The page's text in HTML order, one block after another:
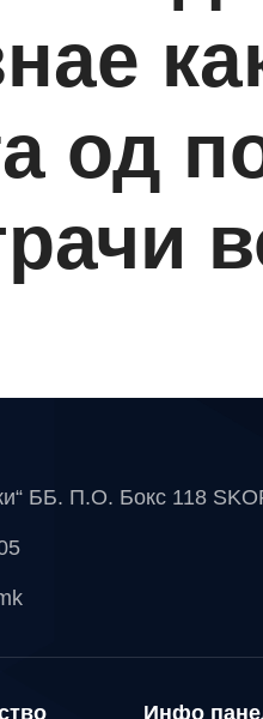
од
ББ. П.О. Бокс 118
Инфо